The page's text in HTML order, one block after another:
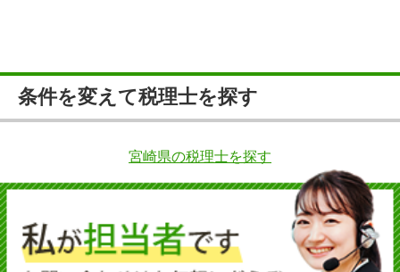
条件を変えて税理士を探す
宮崎県の税理士を探す